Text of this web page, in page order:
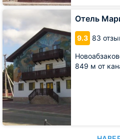
Отель
9.3 83
849 м от
Отель